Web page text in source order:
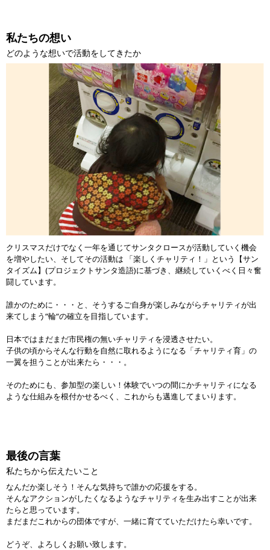
私たちの想い
どのような想いで活動をしてきたか
クリスマスだけでなく一年を通じてサンタクロースが活動していく機会
を増やしたい、そしてその活動は 「楽しくチャリティ！」という【サン
タイズム】(プロジェクトサンタ造語)に基づき、継続していくべく日々奮
闘しています。
誰かのために・・・と、そうするご自身が楽しみながらチャリティが出
来てしまう“輪“の確立を目指しています。
日本ではまだまだ市民権の無いチャリティを浸透させたい。
子供の頃からそんな行動を自然に取れるようになる「チャリティ育」の
一翼を担うことが出来たら・・・。
そのためにも、参加型の楽しい！体験でいつの間にかチャリティになる
ような仕組みを根付かせるべく、これからも邁進してまいります。
最後の言葉
私たちから伝えたいこと
なんだか楽しそう！そんな気持ちで誰かの応援をする。
そんなアクションがしたくなるようなチャリティを生み出すことが出来
たらと思っています。
まだまだこれからの団体ですが、一緒に育てていただけたら幸いです。
どうぞ、よろしくお願い致します。